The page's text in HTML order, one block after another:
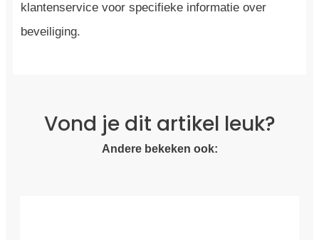
klantenservice voor specifieke informatie over
beveiliging.
Vond je dit artikel leuk?
Andere bekeken ook: